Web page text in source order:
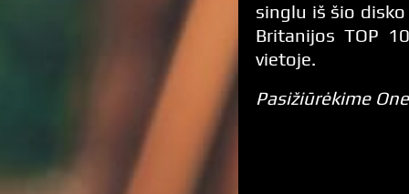
singlu iš šio
Britanijos TOP
vietoje.
Pasižiūrėkime